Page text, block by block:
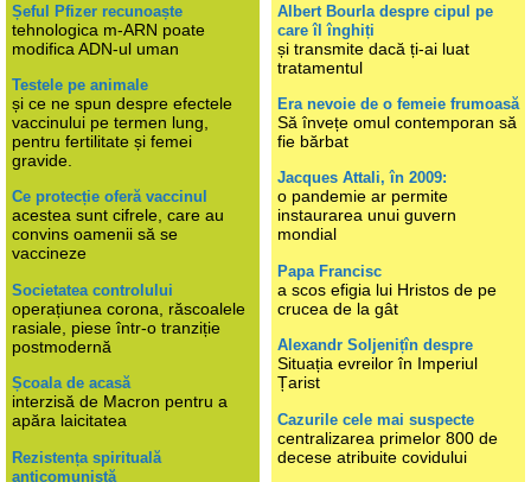
Șeful Pfizer recunoaște
tehnologica m-ARN poate
modifica ADN-ul uman
Testele pe animale
și ce ne spun despre efectele
vaccinului pe termen lung,
pentru fertilitate și femei
gravide.
Ce protecție oferă vaccinul
acestea sunt cifrele, care au
convins oamenii să se
vaccineze
Societatea controlului
operațiunea corona, răscoalele
rasiale, piese într-o tranziție
postmodernă
Școala de acasă
interzisă de Macron pentru a
apăra laicitatea
Rezistența spirituală
anticomunistă
Albert Bourla despre cipul pe
care îl înghiți
și transmite dacă ți-ai luat
tratamentul
Era nevoie de o femeie frumoasă
Să învețe omul contemporan să
fie bărbat
Jacques Attali, în 2009:
o pandemie ar permite
instaurarea unui guvern
mondial
Papa Francisc
a scos efigia lui Hristos de pe
crucea de la gât
Alexandr Soljenițîn despre
Situația evreilor în Imperiul
Țarist
Cazurile cele mai suspecte
centralizarea primelor 800 de
decese atribuite covidului